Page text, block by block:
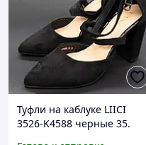
Туфли на каблуке LIICI
3526-K4588 черные 35.